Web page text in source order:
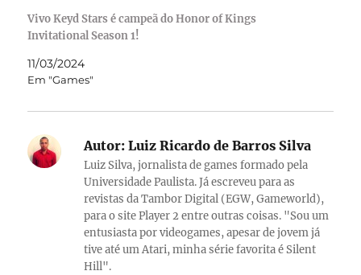
Vivo Keyd Stars é campeã do Honor of Kings
Invitational Season 1!
11/03/2024
Em "Games"
Autor: Luiz Ricardo de Barros Silva
Luiz Silva, jornalista de games formado pela
Universidade Paulista. Já escreveu para as
revistas da Tambor Digital (EGW, Gameworld),
para o site Player 2 entre outras coisas. "Sou um
entusiasta por videogames, apesar de jovem já
tive até um Atari, minha série favorita é Silent
Hill".